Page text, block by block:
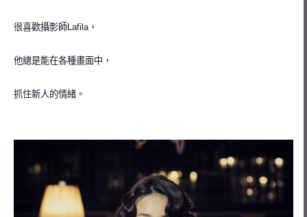
很喜歡攝影師Lafila，
他總是能在各種畫面中，
抓住新人的情緒。